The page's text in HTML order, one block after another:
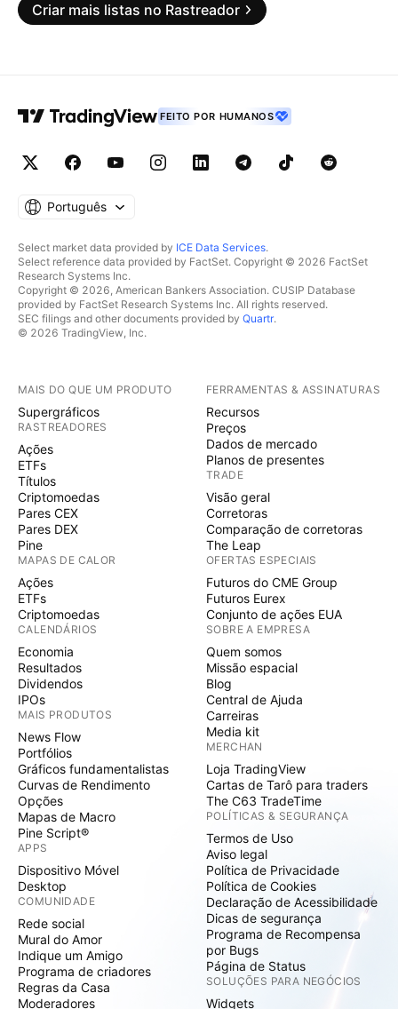
Criar mais listas no Rastreador
FEITO POR HUMANOS
Português
Select market data provided by ICE Data Services.
Select reference data provided by FactSet. Copyright © 2026 FactSet
Research Systems Inc.
Copyright © 2026, American Bankers Association. CUSIP Database
provided by FactSet Research Systems Inc. All rights reserved.
SEC filings and other documents provided by Quartr.
© 2026 TradingView, Inc.
MAIS DO QUE UM PRODUTO
Supergráficos
RASTREADORES
Ações
ETFs
Títulos
Criptomoedas
Pares CEX
Pares DEX
Pine
MAPAS DE CALOR
Ações
ETFs
Criptomoedas
CALENDÁRIOS
Economia
Resultados
Dividendos
IPOs
MAIS PRODUTOS
News Flow
Portfólios
Gráficos fundamentalistas
Curvas de Rendimento
Opções
Mapas de Macro
Pine Script®
APPS
Dispositivo Móvel
Desktop
COMUNIDADE
Rede social
Mural do Amor
Indique um Amigo
Programa de criadores
Regras da Casa
Moderadores
FERRAMENTAS & ASSINATURAS
Recursos
Preços
Dados de mercado
Planos de presentes
TRADE
Visão geral
Corretoras
Comparação de corretoras
The Leap
OFERTAS ESPECIAIS
Futuros do CME Group
Futuros Eurex
Conjunto de ações EUA
SOBRE A EMPRESA
Quem somos
Missão espacial
Blog
Central de Ajuda
Carreiras
Media kit
MERCHAN
Loja TradingView
Cartas de Tarô para traders
The C63 TradeTime
POLÍTICAS & SEGURANÇA
Termos de Uso
Aviso legal
Política de Privacidade
Política de Cookies
Declaração de Acessibilidade
Dicas de segurança
Programa de Recompensa
por Bugs
Página de Status
SOLUÇÕES PARA NEGÓCIOS
Widgets